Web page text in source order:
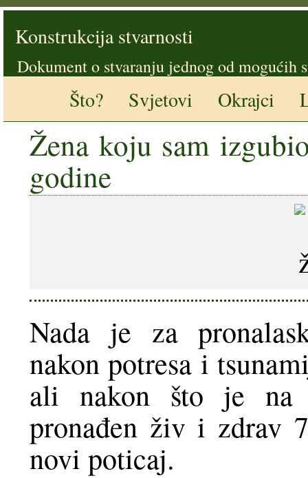
Konstrukcija stvarnosti
Dokument o stvaranju jednog od mogućih
Što? Svjetovi Okrajci
Žena koju sam
godine
Nada je za
nakon potresa i
ali nakon što je na
pronađen živ i zdrav
novi poticaj.